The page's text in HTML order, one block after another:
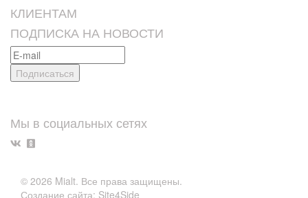
КЛИЕНТАМ
ПОДПИСКА НА НОВОСТИ
Мы в социальных сетях
© 2026 Mialt. Все права защищены.
Создание сайта: Site4Side